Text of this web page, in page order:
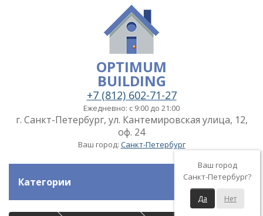
OPTIMUM
BUILDING
+7 (812) 602-71-27
Ежедневно: с 9:00 до 21:00
г. Санкт-Петербург, ул. Кантемировская улица, 12,
оф. 24
Ваш город: Санкт-Петербург
Ваш город
Санкт-Петербург?
Да Нет
Категории